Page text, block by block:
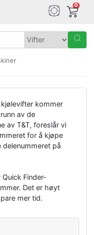
0
kommer
av de
av T&T, foreslår vi
for å kjøpe
delenummeret på
Finder-
Det er høyt
mer tid.